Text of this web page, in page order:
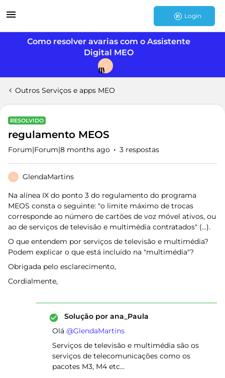
Login
Como resolver avarias com o Assistente
Digital MEO
J
Outros Serviços e apps MEO
RESOLVIDO
regulamento MEOS
Forum|Forum|8 months ago 3 respostas
G GlendaMartins
Na alínea IX do ponto 3 do regulamento do programa
MEOS consta o seguinte: "o limite máximo de trocas
corresponde ao número de cartões de voz móvel ativos, ou
ao de serviços de televisão e multimédia contratados" (...).
O que entendem por serviços de televisão e multimédia?
Podem explicar o que está incluído na "multimédia"?
Obrigada pelo esclarecimento,
Cordialmente,
Solução por ana_Paula
Olá ​ @GlendaMartins
Serviços de televisão e multimédia são os
serviços de telecomunicações como os
pacotes M3, M4 etc...